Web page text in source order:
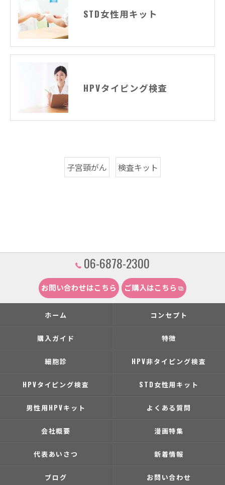
STD女性用キット
HPVタイピング検査
子宮頸がん 検査キット
06-6878-2300
お問い合わせはこちら ご購入はこちら
ホーム コンセプト
購入ガイド 特徴
細胞診 HPV非タイピング検査
HPVタイピング検査 STD女性用キット
男性用HPVキット よくある質問
会社概要 漫画特集
代表あいさつ 新着情報
ブログ お問い合わせ